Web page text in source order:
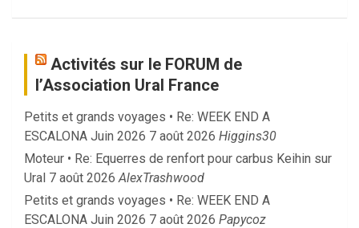
Activités sur le FORUM de
l’Association Ural France
Petits et grands voyages • Re: WEEK END A
ESCALONA Juin 2026 7 août 2026 Higgins30
Moteur • Re: Equerres de renfort pour carbus Keihin sur
Ural 7 août 2026 AlexTrashwood
Petits et grands voyages • Re: WEEK END A
ESCALONA Juin 2026 7 août 2026 Papycoz